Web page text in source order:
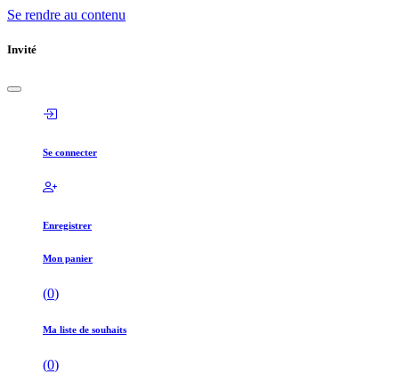
Se rendre au contenu
Invité
Se connecter
Enregistrer
Mon panier
(0)
Ma liste de souhaits
(0)